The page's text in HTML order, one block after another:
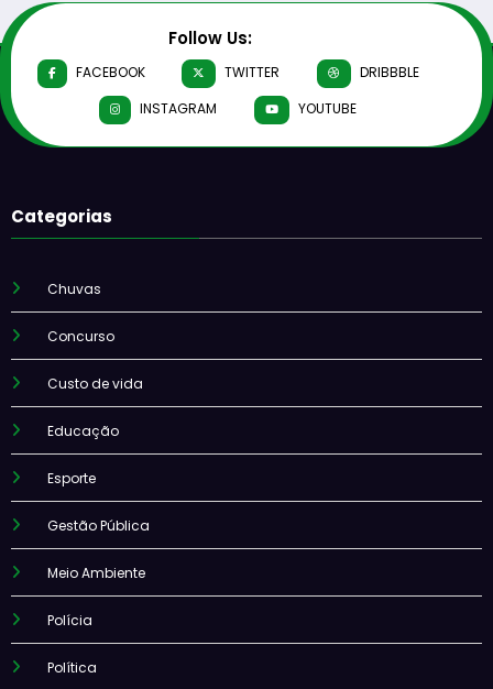
Follow Us:
FACEBOOK TWITTER
DRIBBBLE
INSTAGRAM
YOUTUBE
Categorias
Chuvas
Concurso
Custo de vida
Educação
Esporte
Gestão Pública
Meio Ambiente
Polícia
Política